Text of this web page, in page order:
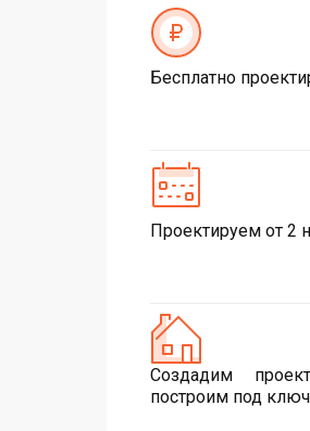
Бесплатно
Проектируем от 2
Создадим
построим под ключ